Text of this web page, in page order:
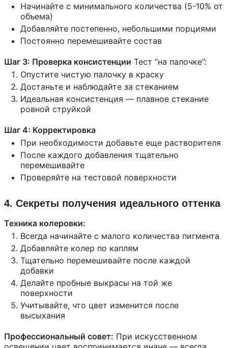
Начинайте с минимального количества (5-10% от
объема)
Добавляйте постепенно, небольшими порциями
Постоянно перемешивайте состав
Шаг 3: Проверка консистенции Тест “на палочке”:
Опустите чистую палочку в краску
Достаньте и наблюдайте за стеканием
Идеальная консистенция — плавное стекание
ровной струйкой
Шаг 4: Корректировка
При необходимости добавьте еще растворителя
После каждого добавления тщательно
перемешивайте
Проверяйте на тестовой поверхности
4. Секреты получения идеального оттенка
Техника колеровки:
Всегда начинайте с малого количества пигмента
Добавляйте колер по каплям
Тщательно перемешивайте после каждой
добавки
Делайте пробные выкрасы на той же
поверхности
Учитывайте, что цвет изменится после
высыхания
Профессиональный совет: При искусственном